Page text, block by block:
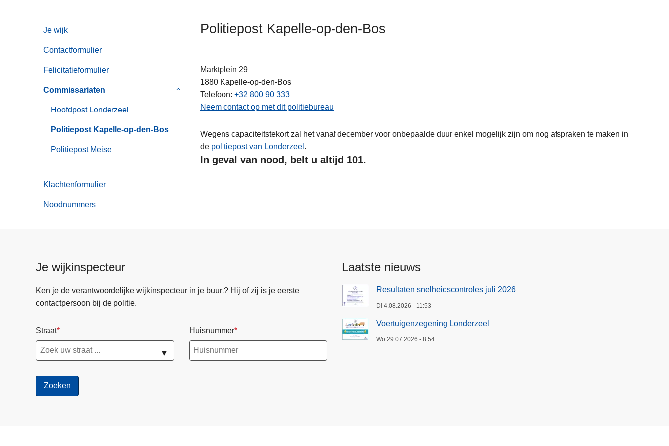
Je wijk
Contactformulier
Felicitatieformulier
Commissariaten
Submenu
Hoofdpost Londerzeel
Politiepost Kapelle-op-den-Bos
Politiepost Meise
Klachtenformulier
Noodnummers
Politiepost Kapelle-op-den-Bos
Marktplein 29
1880 Kapelle-op-den-Bos
Telefoon +32 800 90 333
Neem contact op met dit politiebureau
Wegens capaciteitstekort zal het vanaf december voor onbepaalde duur enkel mogelijk zijn om nog afspraken te maken in
de politiepost van Londerzeel .
In geval van nood, belt u altijd 101.
Je wijkinspecteur
Ken je de verantwoordelijke wijkinspecteur in je buurt? Hij of zij is je eerste
contactpersoon bij de politie.
Straat
▼
Huisnummer
Laatste nieuws
Resultaten snelheidscontroles juli 2026
Di 4.08.2026 - 11:53
Voertuigenzegening Londerzeel
Wo 29.07.2026 - 8:54